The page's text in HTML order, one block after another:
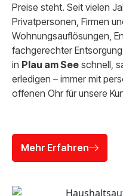
Preise steht. Seit vielen
Privatpersonen, Firmen
Wohnungsauflösungen,
fachgerechter
in Plau am See schnell,
erledigen – immer mit
offenen Ohr für unsere
Mehr Erfahren